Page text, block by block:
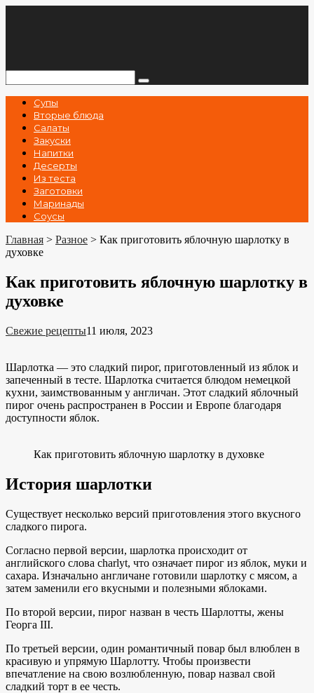
Супы
Вторые блюда
Салаты
Закуски
Напитки
Десерты
Из теста
Заготовки
Маринады
Соусы
Главная > Разное > Как приготовить яблочную шарлотку в
духовке
Как приготовить яблочную шарлотку в
духовке
Свежие рецепты11 июля, 2023
Шарлотка — это сладкий пирог, приготовленный из яблок и
запеченный в тесте. Шарлотка считается блюдом немецкой
кухни, заимствованным у англичан. Этот сладкий яблочный
пирог очень распространен в России и Европе благодаря
доступности яблок.
Как приготовить яблочную шарлотку в духовке
История шарлотки
Существует несколько версий приготовления этого вкусного
сладкого пирога.
Согласно первой версии, шарлотка происходит от
английского слова charlyt, что означает пирог из яблок, муки и
сахара. Изначально англичане готовили шарлотку с мясом, а
затем заменили его вкусными и полезными яблоками.
По второй версии, пирог назван в честь Шарлотты, жены
Георга III.
По третьей версии, один романтичный повар был влюблен в
красивую и упрямую Шарлотту. Чтобы произвести
впечатление на свою возлюбленную, повар назвал свой
сладкий торт в ее честь.